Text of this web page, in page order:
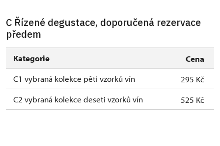
C Řízené degustace, doporučená rezervace
předem
Kategorie
Cena
C1 vybraná kolekce pěti vzorků vín
295 Kč
C2 vybraná kolekce deseti vzorků vín
525 Kč